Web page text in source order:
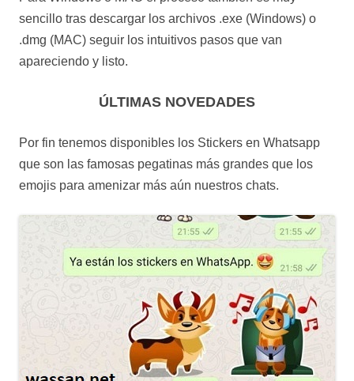
sencillo tras descargar los archivos .exe (Windows) o
.dmg (MAC) seguir los intuitivos pasos que van
apareciendo y listo.
ÚLTIMAS NOVEDADES
Por fin tenemos disponibles los Stickers en Whatsapp
que son las famosas pegatinas más grandes que los
emojis para amenizar más aún nuestros chats.